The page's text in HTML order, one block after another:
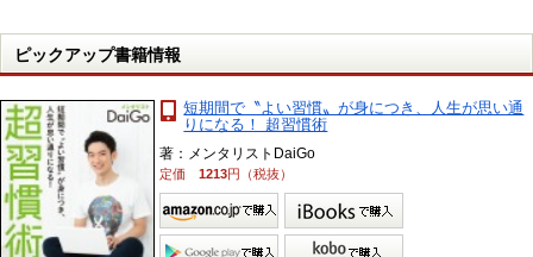
ピックアップ書籍情報
短期間で〝よい習慣〟が身につき、人生が思い通
りになる！ 超習慣術
著：メンタリストDaiGo
定価1213円（税抜）